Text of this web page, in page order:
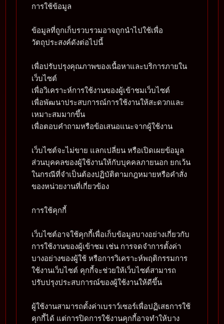
การใช้ข้อมูล
ข้อมูลที่ถูกเก็บรวบรวมอาจถูกนำไปใช้เพื่อ
วัตถุประสงค์ดังต่อไปนี้
เพื่อปรับปรุงคุณภาพของเนื้อหาและบริการภายใน
เว็บไซต์
เพื่อวิเคราะห์การใช้งานของผู้เข้าชมเว็บไซต์
เพื่อพัฒนาประสบการณ์การใช้งานให้สะดวกและ
เหมาะสมมากขึ้น
เพื่อตอบคำถามหรือข้อเสนอแนะจากผู้ใช้งาน
เว็บไซต์จะไม่ขาย แลกเปลี่ยน หรือเปิดเผยข้อมูล
ส่วนบุคคลของผู้ใช้งานให้กับบุคคลภายนอก ยกเว้น
ในกรณีที่จำเป็นต้องปฏิบัติตามกฎหมายหรือคำสั่ง
ของหน่วยงานที่เกี่ยวข้อง
การใช้คุกกี้
เว็บไซต์อาจใช้คุกกี้เพื่อเก็บข้อมูลบางอย่างเกี่ยวกับ
การใช้งานของผู้เข้าชม เช่น การจดจำการตั้งค่า
บางอย่างของผู้ใช้ หรือการวิเคราะห์พฤติกรรมการ
ใช้งานเว็บไซต์ คุกกี้จะช่วยให้เว็บไซต์สามารถ
ปรับปรุงประสบการณ์ของผู้ใช้งานให้ดีขึ้น
ผู้ใช้งานสามารถตั้งค่าเบราว์เซอร์เพื่อปฏิเสธการใช้
คุกกี้ได้ แต่การปิดการใช้งานคุกกี้อาจทำให้บาง